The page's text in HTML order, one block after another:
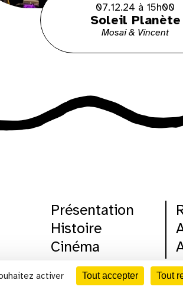
activer Tout accepter Tout
CALENDRIER
07.12.24 à 15h00
Soleil Planète
Mosai & Vincent
Présentation
Histoire
Cinéma
Scène nationale
Centre d'art